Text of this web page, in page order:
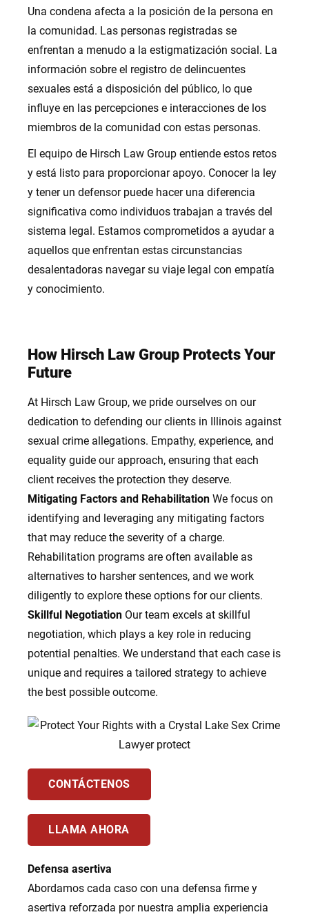
Una condena afecta a la posición de la persona en
la comunidad. Las personas registradas se
enfrentan a menudo a la estigmatización social. La
información sobre el registro de delincuentes
sexuales está a disposición del público, lo que
influye en las percepciones e interacciones de los
miembros de la comunidad con estas personas.
El equipo de Hirsch Law Group entiende estos retos
y está listo para proporcionar apoyo. Conocer la ley
y tener un defensor puede hacer una diferencia
significativa como individuos trabajan a través del
sistema legal. Estamos comprometidos a ayudar a
aquellos que enfrentan estas circunstancias
desalentadoras navegar su viaje legal con empatía
y conocimiento.
How Hirsch Law Group Protects Your
Future
At Hirsch Law Group, we pride ourselves on our
dedication to defending our clients in Illinois against
sexual crime allegations. Empathy, experience, and
equality guide our approach, ensuring that each
client receives the protection they deserve.
Mitigating Factors and Rehabilitation We focus on
identifying and leveraging any mitigating factors
that may reduce the severity of a charge.
Rehabilitation programs are often available as
alternatives to harsher sentences, and we work
diligently to explore these options for our clients.
Skillful Negotiation Our team excels at skillful
negotiation, which plays a key role in reducing
potential penalties. We understand that each case is
unique and requires a tailored strategy to achieve
the best possible outcome.
CONTÁCTENOS
LLAMA AHORA
Defensa asertiva
Abordamos cada caso con una defensa firme y
asertiva reforzada por nuestra amplia experiencia